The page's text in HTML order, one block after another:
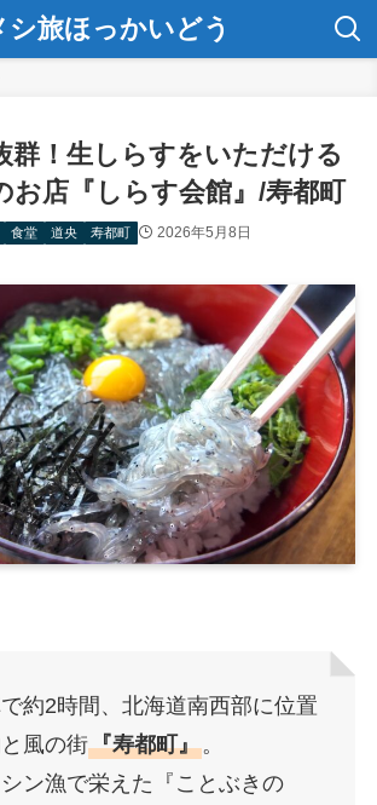
シ旅ほっかいどう
群！生しらすをいただける
お店『しらす会館』/寿都町
食堂 道央 寿都町 2026年5月8日
約2時間、北海道南西部に位置
風の街『寿都町』。
ン漁で栄えた『ことぶきの